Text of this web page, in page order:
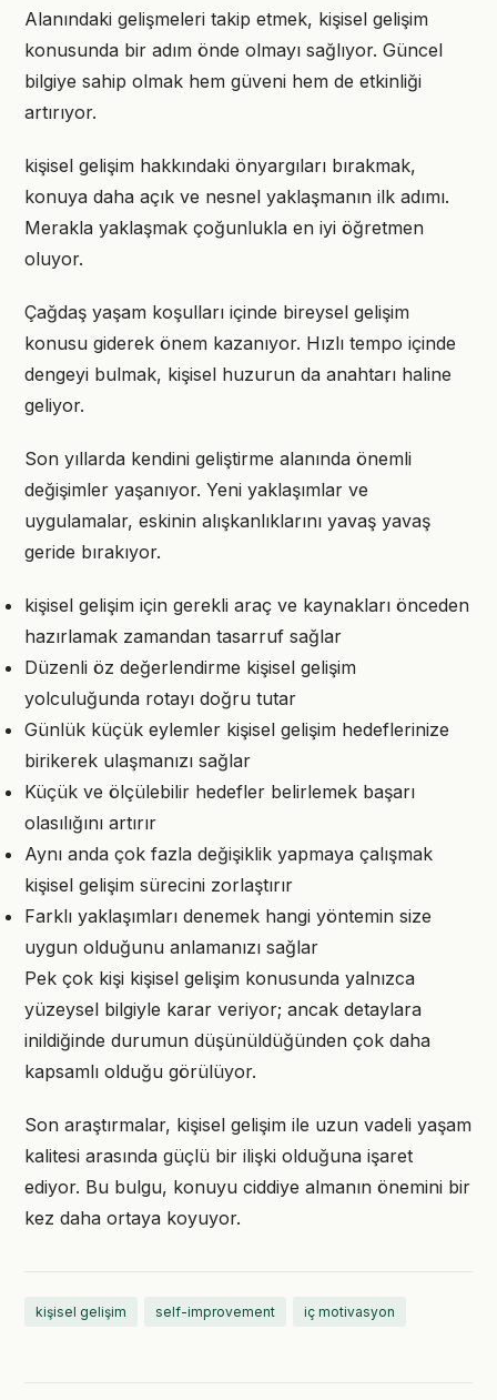
Alanındaki gelişmeleri takip etmek, kişisel gelişim
konusunda bir adım önde olmayı sağlıyor. Güncel
bilgiye sahip olmak hem güveni hem de etkinliği
artırıyor.
kişisel gelişim hakkındaki önyargıları bırakmak,
konuya daha açık ve nesnel yaklaşmanın ilk adımı.
Merakla yaklaşmak çoğunlukla en iyi öğretmen
oluyor.
Çağdaş yaşam koşulları içinde bireysel gelişim
konusu giderek önem kazanıyor. Hızlı tempo içinde
dengeyi bulmak, kişisel huzurun da anahtarı haline
geliyor.
Son yıllarda kendini geliştirme alanında önemli
değişimler yaşanıyor. Yeni yaklaşımlar ve
uygulamalar, eskinin alışkanlıklarını yavaş yavaş
geride bırakıyor.
kişisel gelişim için gerekli araç ve kaynakları önceden
hazırlamak zamandan tasarruf sağlar
Düzenli öz değerlendirme kişisel gelişim
yolculuğunda rotayı doğru tutar
Günlük küçük eylemler kişisel gelişim hedeflerinize
birikerek ulaşmanızı sağlar
Küçük ve ölçülebilir hedefler belirlemek başarı
olasılığını artırır
Aynı anda çok fazla değişiklik yapmaya çalışmak
kişisel gelişim sürecini zorlaştırır
Farklı yaklaşımları denemek hangi yöntemin size
uygun olduğunu anlamanızı sağlar
Pek çok kişi kişisel gelişim konusunda yalnızca
yüzeysel bilgiyle karar veriyor; ancak detaylara
inildiğinde durumun düşünüldüğünden çok daha
kapsamlı olduğu görülüyor.
Son araştırmalar, kişisel gelişim ile uzun vadeli yaşam
kalitesi arasında güçlü bir ilişki olduğuna işaret
ediyor. Bu bulgu, konuyu ciddiye almanın önemini bir
kez daha ortaya koyuyor.
kişisel gelişim self-improvement iç motivasyon